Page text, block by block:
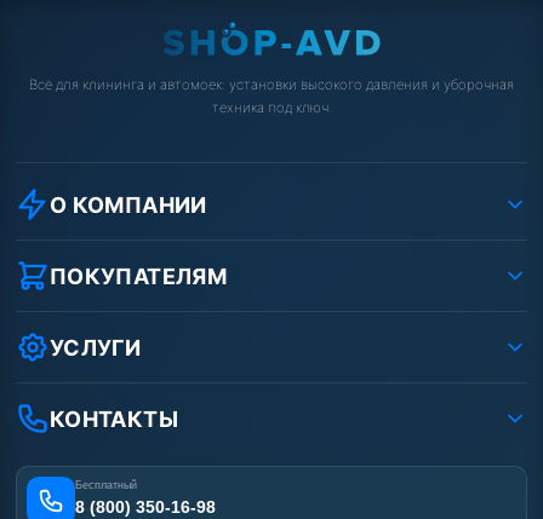
Всё для клининга и автомоек: установки высокого давления и уборочная
техника под ключ.
О КОМПАНИИ
О компании
Реквизиты ООО «Шоп АВД»
Условия соглашения
Вакансии
Статьи
ПОКУПАТЕЛЯМ
Как заказать?
Оплата
Лизинг
Получить скидку
УСЛУГИ
Ремонт АВД
Сертификаты
Отзывы наших клиентов
Карта сайта
КОНТАКТЫ
Бесплатный
8 (800) 350-16-98